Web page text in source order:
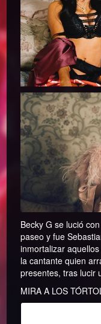
Becky G se lució
paseo y fue
inmortalizar
la cantante quien
presentes, tras lucir
MIRA A LOS